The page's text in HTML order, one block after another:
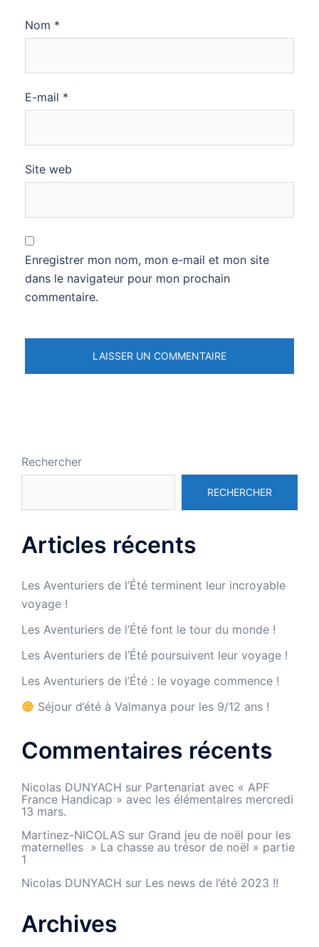
Nom *
E-mail *
Site web
Enregistrer mon nom, mon e-mail et mon site
dans le navigateur pour mon prochain
commentaire.
Rechercher
RECHERCHER
Articles récents
Les Aventuriers de l’Été terminent leur incroyable
voyage !
Les Aventuriers de l’Été font le tour du monde !
Les Aventuriers de l’Été poursuivent leur voyage !
Les Aventuriers de l’Été : le voyage commence !
Séjour d’été à Valmanya pour les 9/12 ans !
Commentaires récents
Nicolas DUNYACH sur Partenariat avec « APF
France Handicap » avec les élémentaires mercredi
13 mars.
Martinez-NICOLAS sur Grand jeu de noël pour les
maternelles » La chasse au trésor de noël » partie
1
Nicolas DUNYACH sur Les news de l’été 2023 !!
Archives